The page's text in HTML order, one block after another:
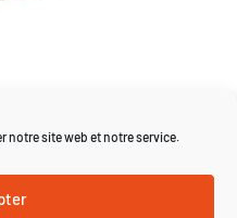
notre site web et notre service.